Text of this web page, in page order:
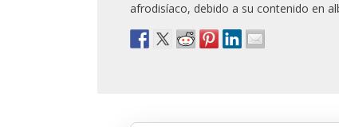
afrodisíaco, debido a su contenido en